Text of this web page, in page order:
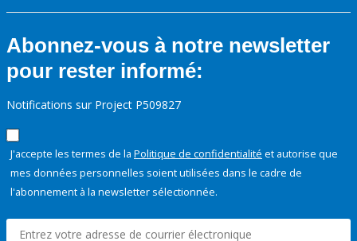
Abonnez-vous à notre newsletter
pour rester informé:
Notifications sur Project P509827
J'accepte les termes de la Politique de confidentialité et autorise que
mes données personnelles soient utilisées dans le cadre de
l'abonnement à la newsletter sélectionnée.